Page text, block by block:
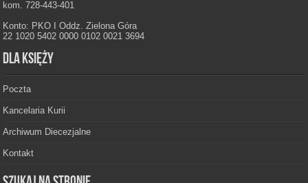
kom. 728-443-401
Konto: PKO I Oddz. Zielona Góra
22 1020 5402 0000 0102 0021 3694
Dla księży
Poczta
Kancelaria Kurii
Archiwum Diecezjalne
Kontakt